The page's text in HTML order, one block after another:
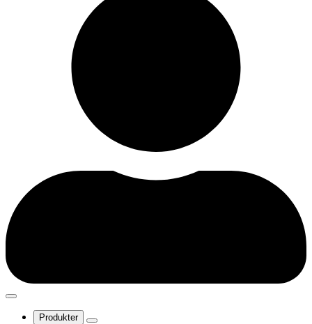
Produkter